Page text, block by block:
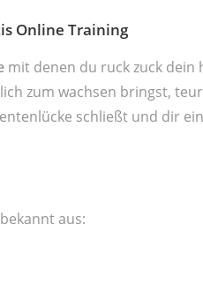
Online Training
mit denen du ruck zuck dein
zum wachsen bringst,
schließt und dir
aus: